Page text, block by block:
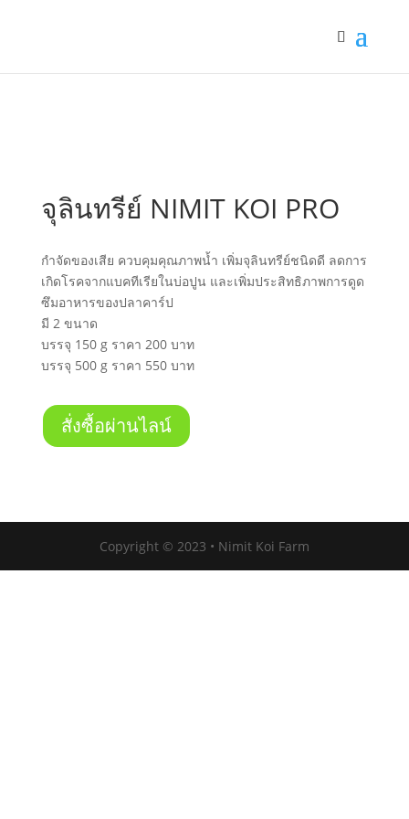
จุลินทรีย์ NIMIT KOI PRO
กำจัดของเสีย ควบคุมคุณภาพน้ำ เพิ่มจุลินทรีย์ชนิดดี ลดการ
เกิดโรคจากแบคทีเรียในบ่อปูน และเพิ่มประสิทธิภาพการดูด
ซึมอาหารของปลาคาร์ป
มี 2 ขนาด
บรรจุ 150 g ราคา 200 บาท
บรรจุ 500 g ราคา 550 บาท
สั่งซื้อผ่านไลน์
Copyright © 2023 • Nimit Koi Farm